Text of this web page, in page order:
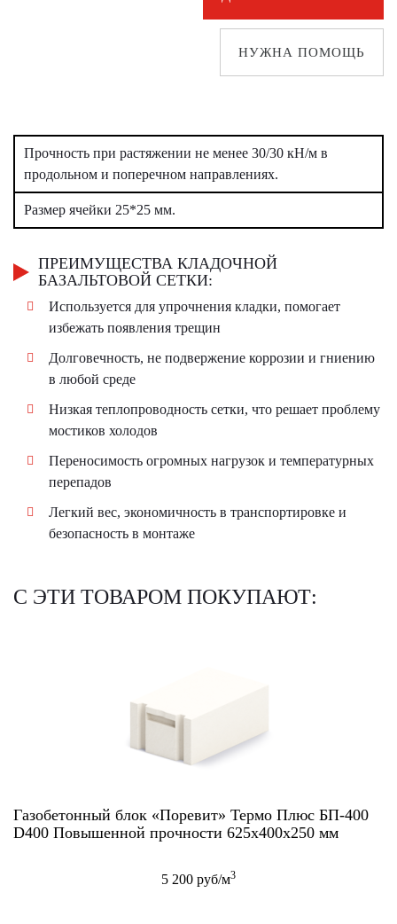
НУЖНА ПОМОЩЬ
Прочность при растяжении не менее 30/30 кН/м в
продольном и поперечном направлениях.
Размер ячейки 25*25 мм.
ПРЕИМУЩЕСТВА КЛАДОЧНОЙ
БАЗАЛЬТОВОЙ СЕТКИ:
Используется для упрочнения кладки, помогает
избежать появления трещин
Долговечность, не подвержение коррозии и гниению
в любой среде
Низкая теплопроводность сетки, что решает проблему
мостиков холодов
Переносимость огромных нагрузок и температурных
перепадов
Легкий вес, экономичность в транспортировке и
безопасность в монтаже
С ЭТИ ТОВАРОМ ПОКУПАЮТ:
Газобетонный блок «Поревит» Термо Плюс БП-400
D400 Повышенной прочности 625x400x250 мм
5 200 руб/м3